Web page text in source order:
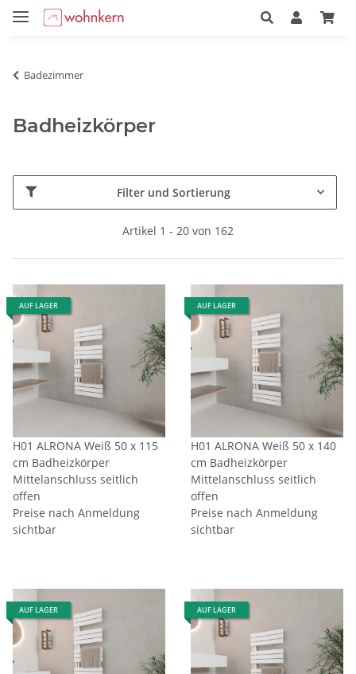
Badezimmer
Badheizkörper
Filter und Sortierung
Artikel 1 - 20 von 162
AUF LAGER
H01 ALRONA Weiß 50 x 115
cm Badheizkörper
Mittelanschluss seitlich
offen
Preise nach Anmeldung
sichtbar
AUF LAGER
H01 ALRONA Weiß 50 x 140
cm Badheizkörper
Mittelanschluss seitlich
offen
Preise nach Anmeldung
sichtbar
AUF LAGER AUF LAGER